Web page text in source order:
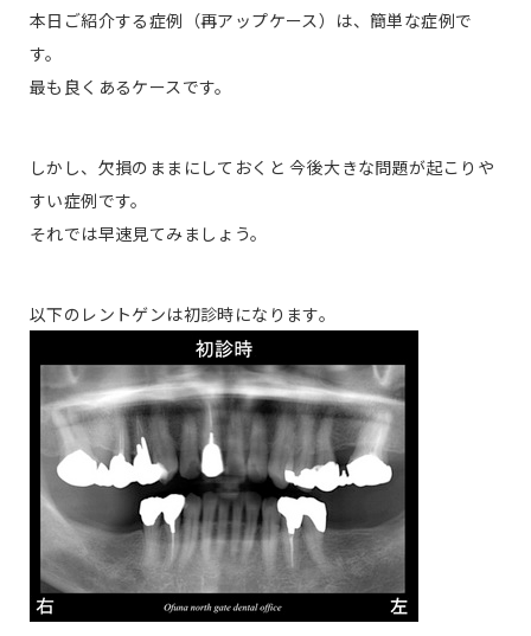
本日ご紹介する症例（再アップケース）は、簡単な症例で
す。
最も良くあるケースです。
しかし、欠損のままにしておくと 今後大きな問題が起こりや
すい症例です。
それでは早速見てみましょう。
以下のレントゲンは初診時になります。